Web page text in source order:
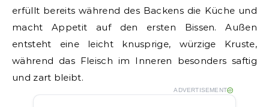
erfüllt bereits während des Backens die Küche und
macht Appetit auf den ersten Bissen. Außen
entsteht eine leicht knusprige, würzige Kruste,
während das Fleisch im Inneren besonders saftig
und zart bleibt.
ADVERTISEMENT